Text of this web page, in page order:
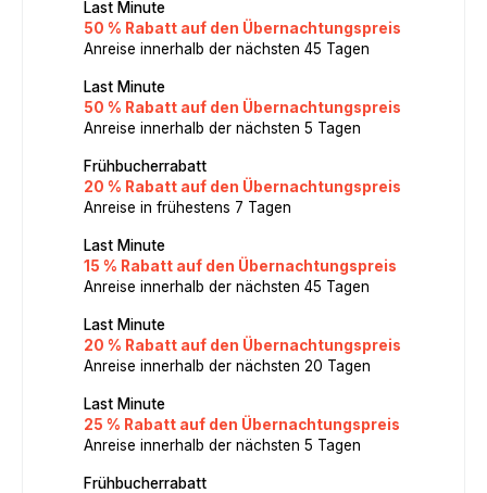
Last Minute
50 % Rabatt auf den Übernachtungspreis
Anreise innerhalb der nächsten 45 Tagen
Last Minute
50 % Rabatt auf den Übernachtungspreis
Anreise innerhalb der nächsten 5 Tagen
Frühbucherrabatt
20 % Rabatt auf den Übernachtungspreis
Anreise in frühestens 7 Tagen
Last Minute
15 % Rabatt auf den Übernachtungspreis
Anreise innerhalb der nächsten 45 Tagen
Last Minute
20 % Rabatt auf den Übernachtungspreis
Anreise innerhalb der nächsten 20 Tagen
Last Minute
25 % Rabatt auf den Übernachtungspreis
Anreise innerhalb der nächsten 5 Tagen
Frühbucherrabatt